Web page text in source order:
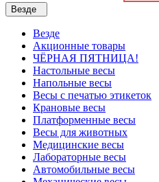
Везде
Везде
Акционные товары
ЧЁРНАЯ ПЯТНИЦА!
Настольные весы
Напольные весы
Весы с печатью этикеток
Крановые весы
Платформенные весы
Весы для животных
Медицинские весы
Лабораторные весы
Автомобильные весы